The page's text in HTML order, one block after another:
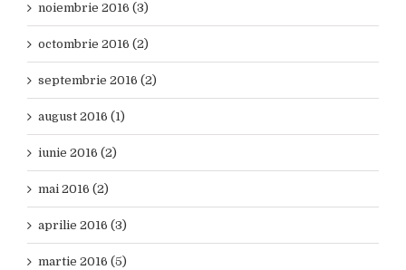
noiembrie 2016 (3)
octombrie 2016 (2)
septembrie 2016 (2)
august 2016 (1)
iunie 2016 (2)
mai 2016 (2)
aprilie 2016 (3)
martie 2016 (5)